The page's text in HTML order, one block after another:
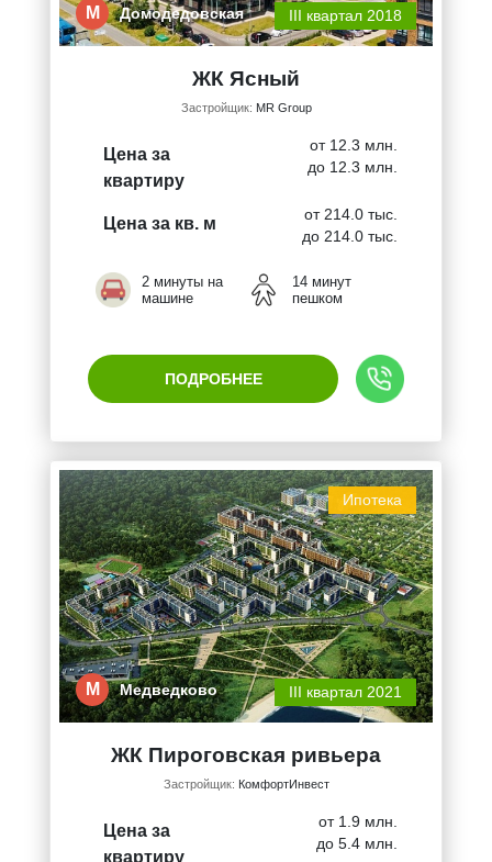
М Домодедовская III квартал 2018
ЖК Ясный
Застройщик: MR Group
Цена за
квартиру
от 12.3 млн.
до 12.3 млн.
Цена за кв. м
от 214.0 тыс.
до 214.0 тыс.
2 минуты на
машине
14 минут
пешком
ПОДРОБНЕЕ
Ипотека
М Медведково III квартал 2021
ЖК Пироговская ривьера
Застройщик: КомфортИнвест
Цена за
квартиру
от 1.9 млн.
до 5.4 млн.